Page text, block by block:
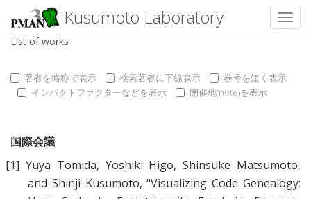
Kusumoto Laboratory
List of works
著者を略称で表示 検索著者に下線表示
巻号を短く表示
インパクトファクターなどを表示
開催地(note)を表示
国際会議
[1] Yuya Tomida, Yoshiki Higo,Shinsuke Matsumoto,
and Shinji Kusumoto, "Visualizing Code Genealogy: